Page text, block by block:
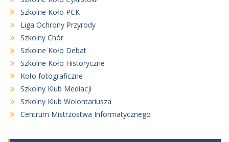
Szkolne Koło PCK
Liga Ochrony Przyrody
Szkolny Chór
Szkolne Koło Debat
Szkolne Koło Historyczne
Koło fotograficzne
Szkolny Klub Mediacji
Szkolny Klub Wolontariusza
Centrum Mistrzostwa Informatycznego